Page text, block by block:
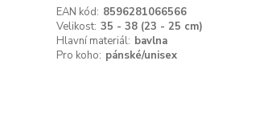
EAN kód: 8596281066566
Velikost: 35 - 38 (23 - 25 cm)
Hlavní materiál: bavlna
Pro koho: pánské/unisex